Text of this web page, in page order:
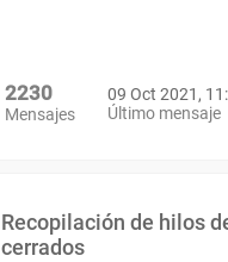
2230
Mensajes
09 Oct 2021,
Último mensaje
Recopilación de hilos
cerrados